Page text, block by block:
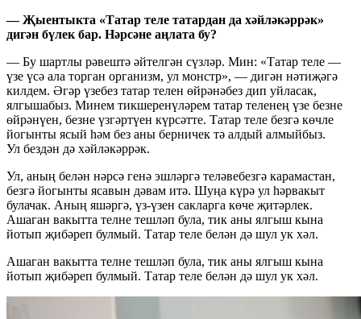
— Җыентыкта «Татар теле татардан да хәйләкәррәк»
дигән бүлек бар. Нәрсәне аңлата бу?
— Бу шартлы рәвештә әйтелгән сүзләр. Мин: «Татар теле —
үзе үсә ала торган организм, ул монстр», — дигән нәтиҗәгә
килдем. Әгәр үзебез татар телен өйрәнәбез дип уйласак,
ялгышабыз. Минем тикшеренүләрем татар теленең үзе безне
өйрәнүен, безне үзгәртүен күрсәтте. Татар теле безгә көчле
йогынты ясый һәм без аны берничек тә алдый алмыйбыз.
Ул бездән дә хәйләкәррәк.
Ул, аның белән нәрсә генә эшләргә теләвебезгә карамастан,
безгә йогынты ясавын дәвам итә. Шуңа күрә ул һәрвакыт
булачак. Аның яшәргә, үз-үзен сакларга көче җитәрлек.
Ашаган вакытта телне тешләп була, тик аны ялгыш кына
йотып җибәреп булмый. Татар теле белән дә шул ук хәл.
Ашаган вакытта телне тешләп була, тик аны ялгыш кына
йотып җибәреп булмый. Татар теле белән дә шул ук хәл.